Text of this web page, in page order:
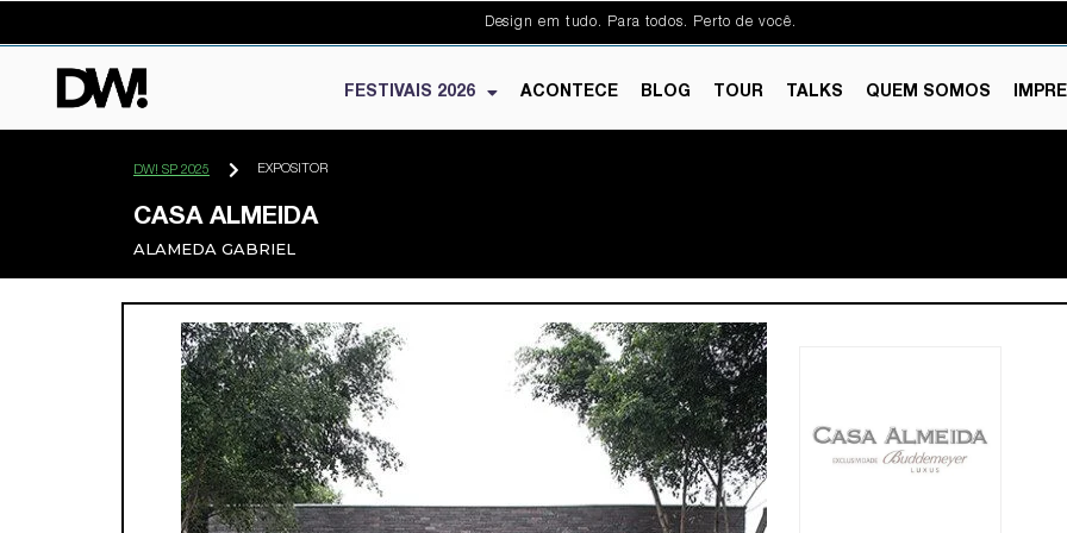
Design em tudo. Para todos. Perto de você.
FESTIVAIS 2026 ACONTECE BLOG TOUR TALKS QUEM SOMOS
DW! SP 2025 EXPOSITOR
CASA ALMEIDA
ALAMEDA GABRIEL